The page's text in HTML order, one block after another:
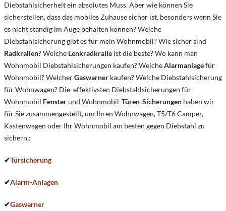
Diebstahlsicherheit ein absolutes Muss. Aber wie können Sie
sicherstellen, dass das mobiles Zuhause sicher ist, besonders wenn Sie
es nicht ständig im Auge behalten können? Welche
Diebstahlsicherung gibt es für mein Wohnmobil? Wie sicher sind
Radkrallen? Welche Lenkradkralle ist die beste? Wo kann man
Wohnmobil Diebstahlsicherungen kaufen? WelcheAlarmanlagefür
Wohnmobil? WelcherGaswarner kaufen? Welche Diebstahlsicherung
für Wohnwagen? Die effektivsten Diebstahlsicherungen für
Wohnmobil Fensterund Wohnmobil-Türen-Sicherungen haben wir
für Sie zusammengestellt, um Ihren Wohnwagen, T5/T6 Camper,
Kastenwagen oder Ihr Wohnmobil am besten gegen Diebstahl zu
sichern.:
✔Türsicherung
✔Alarm-Anlagen
✔Gaswarner